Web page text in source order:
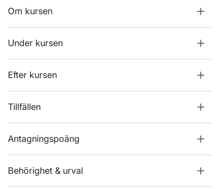
Om kursen
Under kursen
Efter kursen
Tillfällen
Antagningspoäng
Behörighet & urval